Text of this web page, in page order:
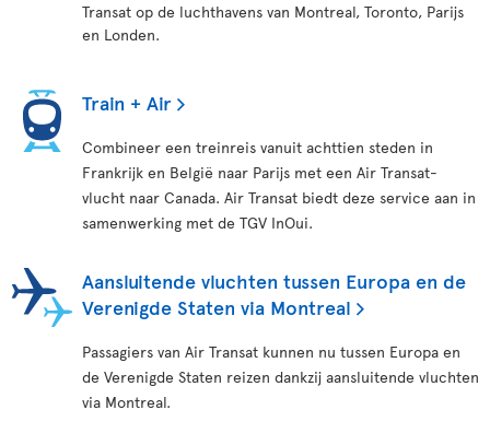
Transat op de luchthavens van Montreal, Toronto, Parijs
en Londen.
Train + Air
Combineer een treinreis vanuit achttien steden in
Frankrijk en België naar Parijs met een Air Transat-
vlucht naar Canada. Air Transat biedt deze service aan in
samenwerking met de TGV InOui.
Aansluitende vluchten tussen Europa en de
Verenigde Staten via Montreal
Passagiers van Air Transat kunnen nu tussen Europa en
de Verenigde Staten reizen dankzij aansluitende vluchten
via Montreal.